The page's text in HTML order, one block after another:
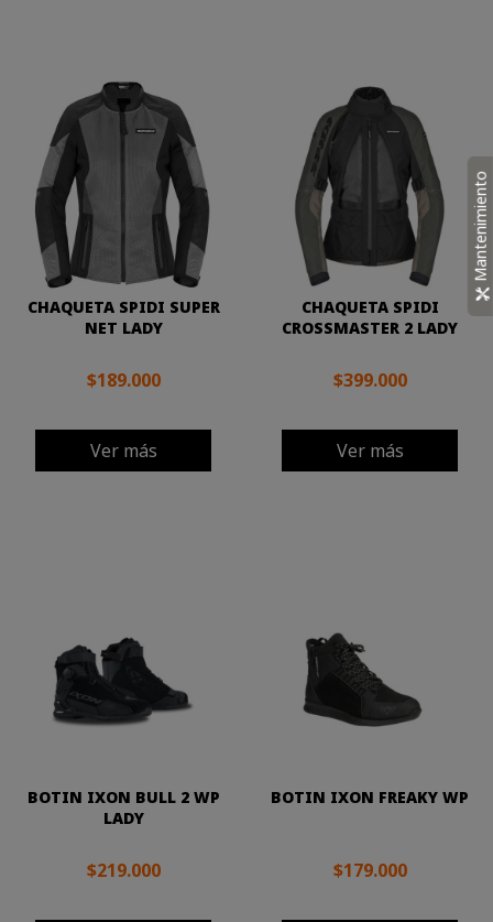
CHAQUETA SPIDI SUPER
NET LADY
$189.000
Ver más
CHAQUETA SPIDI
CROSSMASTER 2 LADY
$399.000
Ver más
BOTIN IXON BULL 2 WP
LADY
$219.000
BOTIN IXON FREAKY WP
$179.000
Mantenimiento